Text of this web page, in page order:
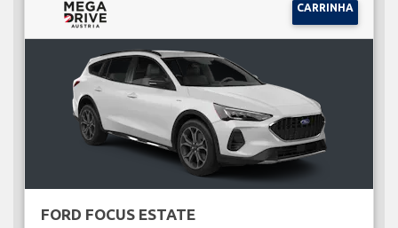
CARRINHA
FORD FOCUS ESTATE